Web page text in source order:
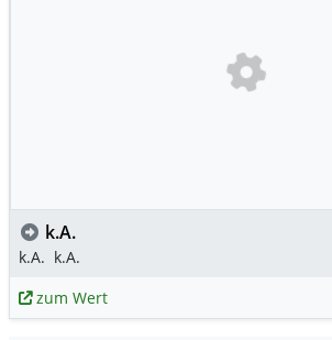
k.A.
k.A. k.A.
zum Wert